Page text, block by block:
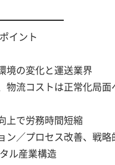
イント
の変化と運送業界
流コストは正常化局面
で労務時間短縮
／プロセス改善、戦略
ル産業構造